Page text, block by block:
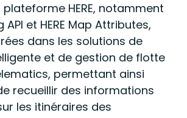
plateforme HERE, notamment
API et HERE Map Attributes,
dans les solutions de
et de gestion de flotte
permettant ainsi
recueillir des informations
les itinéraires des